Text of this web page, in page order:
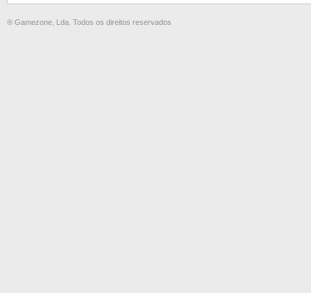
® Gamezone, Lda. Todos os direitos reservados